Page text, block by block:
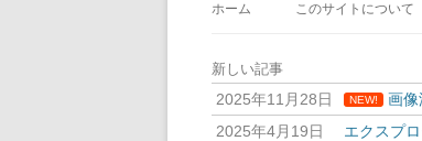
ホーム このサイトについて
新しい記事
2025年11月28日 NEW! 画像
2025年4月19日
エクスプ